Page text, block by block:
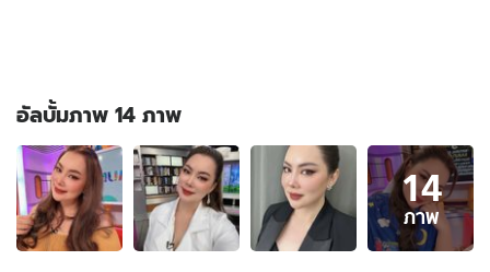
อัลบั้มภาพ 14 ภาพ
อัลบั้ม
ภาพ
14
ภาพ
ของ
14
ภาพ